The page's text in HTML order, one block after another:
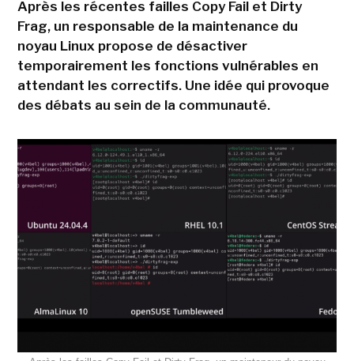
Après les récentes failles Copy Fail et Dirty
Frag, un responsable de la maintenance du
noyau Linux propose de désactiver
temporairement les fonctions vulnérables en
attendant les correctifs. Une idée qui provoque
des débats au sein de la communauté.